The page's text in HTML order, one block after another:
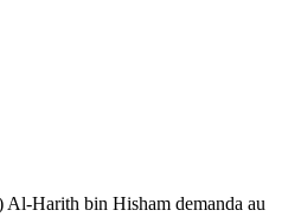
Al-Harith bin Hisham demanda au